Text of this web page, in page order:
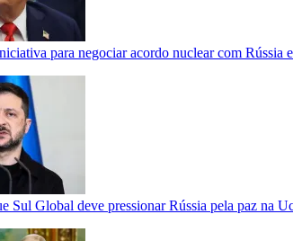
para negociar acordo nuclear com Rússia
Sul Global deve pressionar Rússia pela paz na